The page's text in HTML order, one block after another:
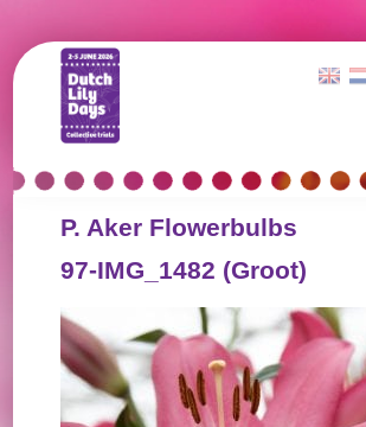
P. Aker Flowerbulbs
97-IMG_1482 (Groot)